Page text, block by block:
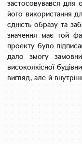
застосовувався для
його використання
єдність образу та
значення має той
проекту було
дало змогу
високоякісної
вигляд, але й